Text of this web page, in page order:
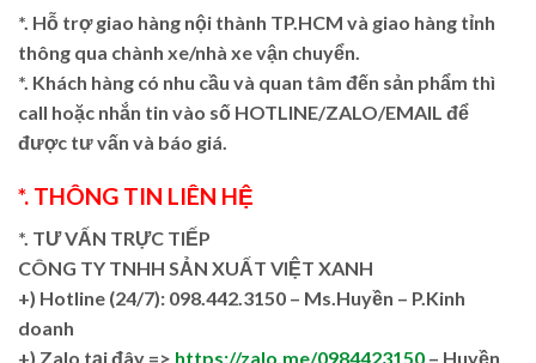
*. Hỗ trợ giao hàng nội thành TP.HCM và giao hàng tỉnh
thông qua chành xe/nhà xe vận chuyển.
*. Khách hàng có nhu cầu và quan tâm đến sản phẩm thì
call hoặc nhắn tin vào số HOTLINE/ZALO/EMAIL để
được tư vấn và báo giá.
*. THÔNG TIN LIÊN HỆ
*. TƯ VẤN TRỰC TIẾP
CÔNG TY TNHH SẢN XUẤT VIỆT XANH
+) Hotline (24/7): 098.442.3150 – Ms.Huyền – P.Kinh
doanh
+) Zalo tại đây => https://zalo.me/0984423150 – Huyền